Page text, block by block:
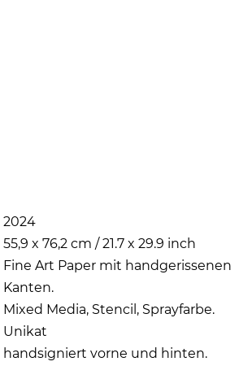
2024
55,9 x 76,2 cm / 21.7 x 29.9 inch
Fine Art Paper mit handgerissenen
Kanten.
Mixed Media, Stencil, Sprayfarbe.
Unikat
handsigniert vorne und hinten.